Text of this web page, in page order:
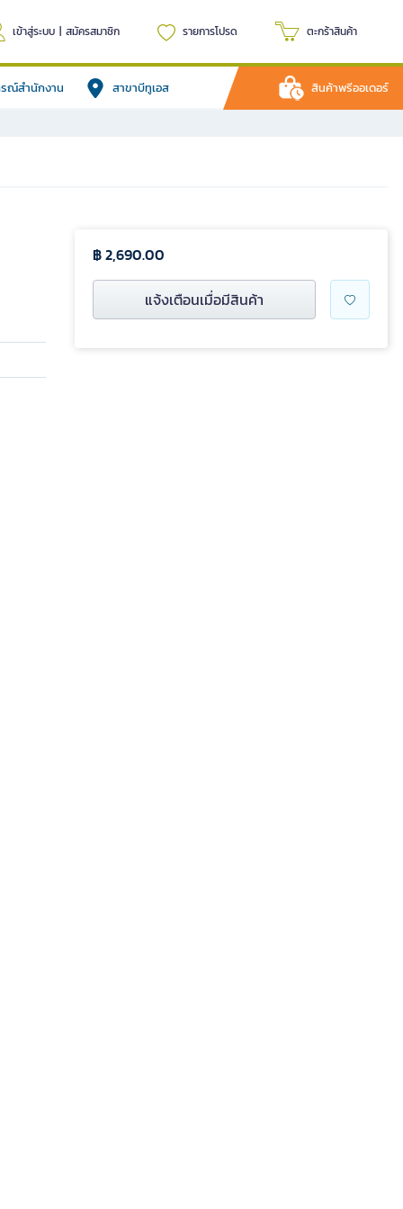
เข้าสู่ระบบ | สมัครสมาชิก รายการโปรด ตะกร้าสินค้า
รณ์สำนักงาน สาขาบีทูเอส สินค้าพรีออเดอร์
฿ 2,690.00
แจ้งเตือนเมื่อมีสินค้า